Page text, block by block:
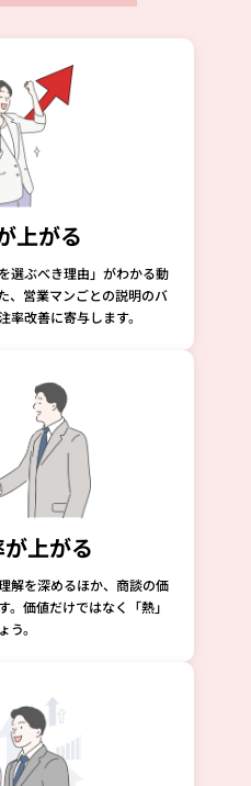
上がる
選ぶべき理由」がわかる動
、営業マンごとの説明のバ
率改善に寄与します。
上がる
解を深めるほか、商談の価
価値だけではなく「熱」
。